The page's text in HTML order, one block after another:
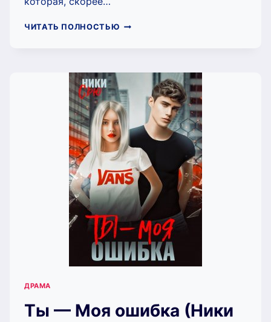
ЧИТАТЬ ПОЛНОСТЬЮ ПРИКОСНИСЬ
(ДЕВОЧКА,
ПОПАЛА)
(НИКИ
СЬЮ)
ДРАМА
Ты — Моя ошибка (Ники